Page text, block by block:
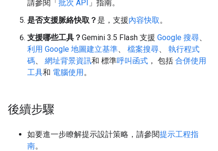
請參閱「批次 API 」指南。
是否支援脈絡快取？ 是，支援內容快取。
支援哪些工具？Gemini 3.5 Flash 支援 Google 搜尋、
利用 Google 地圖建立基準、 檔案搜尋、 執行程式
碼、 網址背景資訊和 標準呼叫函式 ， 包括 合併使用
工具和 電腦使用。
後續步驟
如要進一步瞭解提示設計策略，請參閱提示工程指
南。